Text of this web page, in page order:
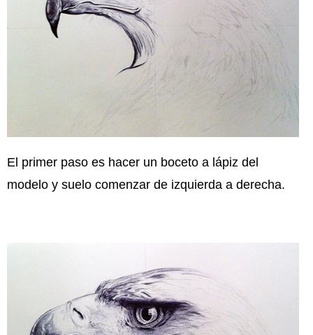
El primer paso es hacer un boceto a lápiz del
modelo y suelo comenzar de izquierda a derecha.